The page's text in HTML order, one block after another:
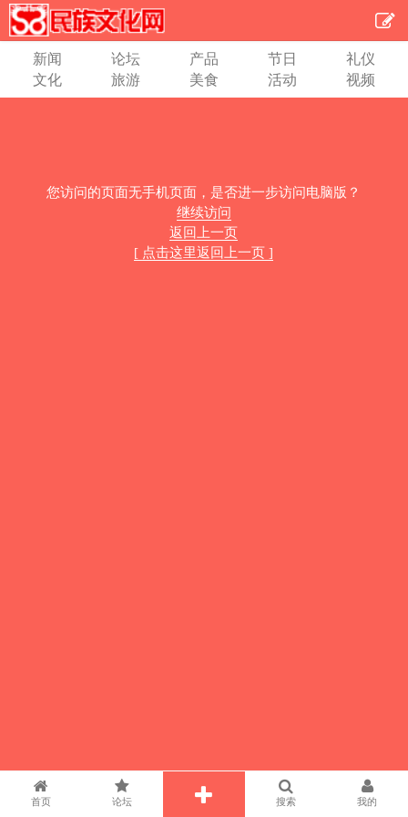
新闻 论坛 产品 节日
礼仪
文化
旅游 美食 活动 视频
您访问的页面无手机页面，是否进一步访问电脑版？
继续访问
返回上一页
[ 点击这里返回上一页 ]
首页 论坛 搜索 我的